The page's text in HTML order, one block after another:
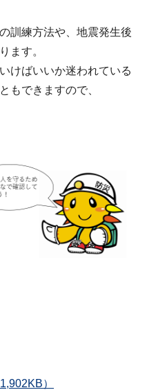
訓練方法や、地震発生後
ます。
けばいいか迷われている
もできますので、
）